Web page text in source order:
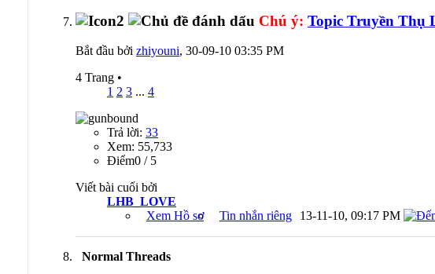
Chú ý: Topic Truyền Thụ
Bắt đầu bởi zhiyouni, 30-09-10 03:35 PM
4 Trang •
1 2 3 ... 4
Trả lời: 33
Xem: 55,733
Ðiểm0 / 5
Viết bài cuối bởi
LHB_LOVE
Xem Hồ sơ
Tin nhắn riêng 13-11-10, 09:17 PM
Normal Threads